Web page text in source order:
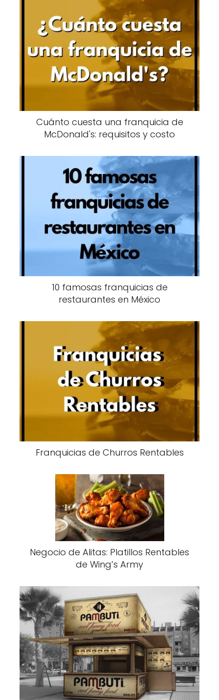
Cuánto cuesta una franquicia de
McDonald's: requisitos y costo
10 famosas franquicias de
restaurantes en México
Franquicias de Churros Rentables
Negocio de Alitas: Platillos Rentables
de Wing’s Army